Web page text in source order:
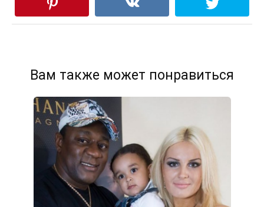
Вам также может понравиться